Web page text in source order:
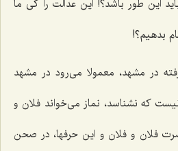
این طور باشد؟! این عدالت را كی ما
بدهیم؟!
در مشهد، معمولا می‌رود در مشهد
كه نشناسد، نماز می‌خواند فلان و
فلان و فلان و این حرفها، در صحن